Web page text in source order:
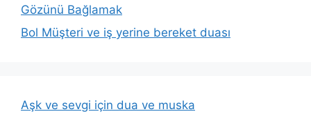
Gözünü Bağlamak
Bol Müşteri ve iş yerine bereket duası
Aşk ve sevgi için dua ve muska